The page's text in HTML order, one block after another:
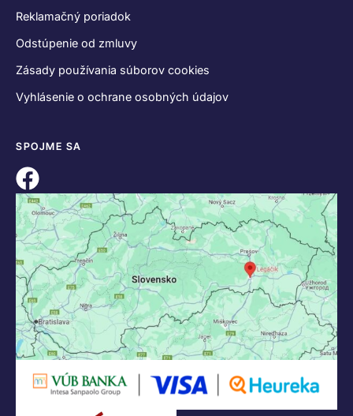
Reklamačný poriadok
Odstúpenie od zmluvy
Zásady používania súborov cookies
Vyhlásenie o ochrane osobných údajov
SPOJME SA